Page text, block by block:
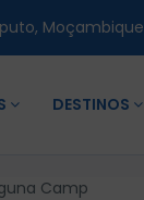
Moçambique
DESTINOS
Camp